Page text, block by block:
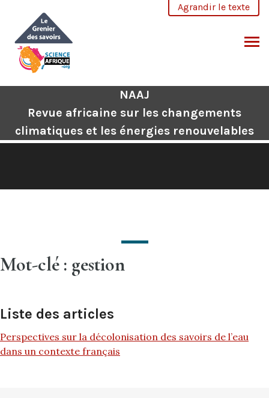
contenu
Agrandir le texte
NAAJ
Revue africaine sur les changements
climatiques et les énergies renouvelables
Mot-clé : gestion
Liste des articles
Perspectives sur la décolonisation des savoirs de l’eau
dans un contexte français